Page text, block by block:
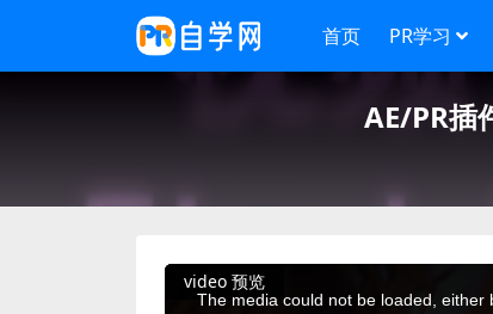
首页 PR学习
AE/PR插
video 预览
This
The media could not be loaded, either